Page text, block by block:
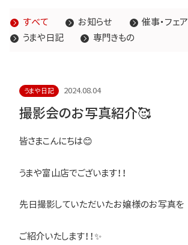
すべて お知らせ
催事・フェア
うまや日記
専門きもの
うまや日記 2024.08.04
撮影会のお写真紹介🥰
皆さまこんにちは😊
うまや富山店でございます！！
先日撮影していただいたお嬢様のお写真を
ご紹介いたします！！✨